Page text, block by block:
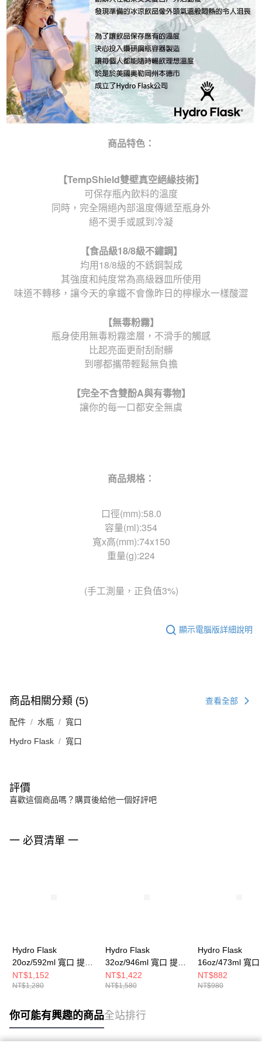
商品特色：
【TempShield雙壁真空絕緣技術】
可保存瓶內飲料的溫度
同時，完全隔絕內部溫度傳遞至瓶身外
絕不燙手或感到冷凝
【食品級18/8級不鏽鋼】
均用18/8級的不銹鋼製成
其強度和純度常為高級器皿所使用
味道不轉移，讓今天的拿鐵不會像昨日的檸檬水一樣酸澀
【無毒粉霧】
瓶身使用無毒粉霧塗層，不滑手的觸感
比起亮面更耐刮耐髒
到哪都攜帶輕鬆無負擔
【完全不含雙酚A與有毒物】
讓你的每一口都安全無虞
商品規格：
口徑(mm):58.0
容量(ml):354
寬x高(mm):74x150
重量(g):224
(手工測量，正負值3%)
顯示電腦版詳細說明
商品相關分類 (5) 查看全部
配件 水瓶 寬口
Hydro Flask 寬口
評價
喜歡這個商品嗎？購買後給他一個好評吧
一 必買清單 一
Hydro Flask
20oz/592ml 寬口 提環
保溫瓶 時尚黑
NT$1,152
NT$1,280
Hydro Flask
32oz/946ml 寬口 提環
保溫瓶 時尚黑
NT$1,422
NT$1,580
Hydro Flask
16oz/473ml 寬口
保溫瓶 時尚黑
NT$882
NT$980
你可能有興趣的商品全站排行